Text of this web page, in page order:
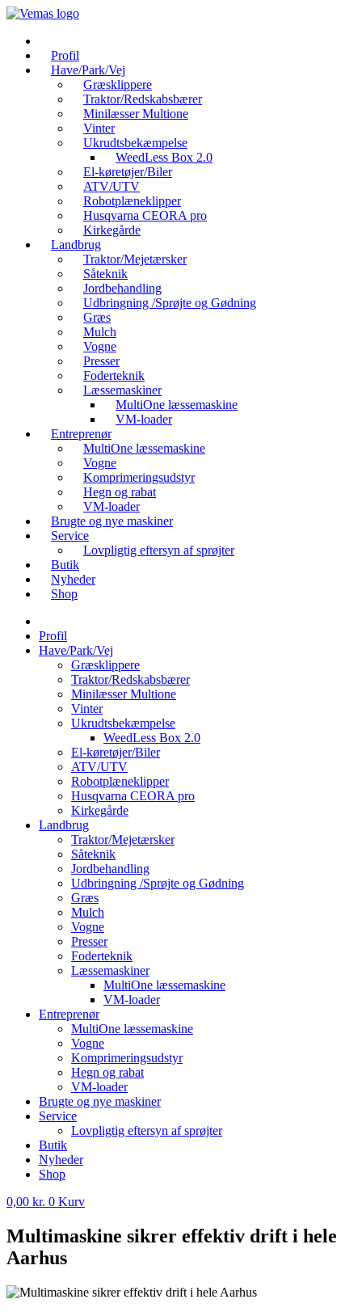
Videre
indhold
Profil
Have/Park/Vej
Græsklippere
Traktor/Redskabsbærer
Minilæsser Multione
Vinter
Ukrudtsbekæmpelse
WeedLess Box 2.0
El-køretøjer/Biler
ATV/UTV
Robotplæneklipper
Husqvarna CEORA pro
Kirkegårde
Landbrug
Traktor/Mejetærsker
Såteknik
Jordbehandling
Udbringning /Sprøjte og Gødning
Græs
Mulch
Vogne
Presser
Foderteknik
Læssemaskiner
MultiOne læssemaskine
VM-loader
Entreprenør
MultiOne læssemaskine
Vogne
Komprimeringsudstyr
Hegn og rabat
VM-loader
Brugte og nye maskiner
Service
Lovpligtig eftersyn af sprøjter
Butik
Nyheder
Shop
Profil
Have/Park/Vej
Græsklippere
Traktor/Redskabsbærer
Minilæsser Multione
Vinter
Ukrudtsbekæmpelse
WeedLess Box 2.0
El-køretøjer/Biler
ATV/UTV
Robotplæneklipper
Husqvarna CEORA pro
Kirkegårde
Landbrug
Traktor/Mejetærsker
Såteknik
Jordbehandling
Udbringning /Sprøjte og Gødning
Græs
Mulch
Vogne
Presser
Foderteknik
Læssemaskiner
MultiOne læssemaskine
VM-loader
Entreprenør
MultiOne læssemaskine
Vogne
Komprimeringsudstyr
Hegn og rabat
VM-loader
Brugte og nye maskiner
Service
Lovpligtig eftersyn af sprøjter
Butik
Nyheder
Shop
0,00 kr. 0 Kurv
Multimaskine sikrer effektiv drift i hele
Aarhus